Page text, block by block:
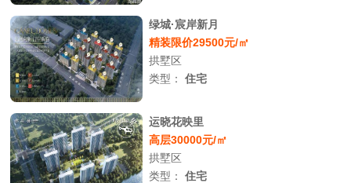
绿城·宸岸新月
精装限价29500元/㎡
拱墅区
类型：住宅
运晓花映里
高层30000元/㎡
拱墅区
类型：住宅